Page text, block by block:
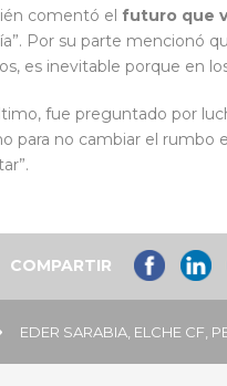
comentó el futuro que
Por su parte mencionó
es inevitable porque en
fue preguntado por
para no cambiar el rumbo
COMPARTIR
EDER SARABIA ELCHE CF